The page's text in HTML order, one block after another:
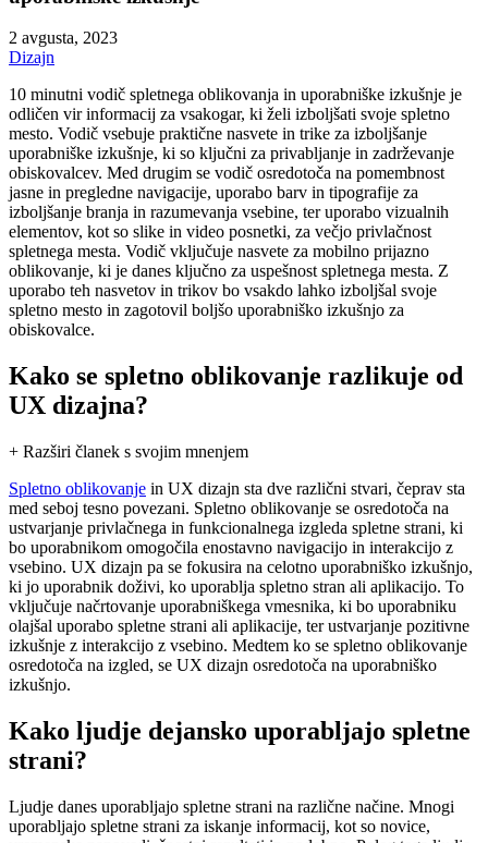
2 avgusta, 2023
Dizajn
10 minutni vodič spletnega oblikovanja in uporabniške izkušnje je
odličen vir informacij za vsakogar, ki želi izboljšati svoje spletno
mesto. Vodič vsebuje praktične nasvete in trike za izboljšanje
uporabniške izkušnje, ki so ključni za privabljanje in zadrževanje
obiskovalcev. Med drugim se vodič osredotoča na pomembnost
jasne in pregledne navigacije, uporabo barv in tipografije za
izboljšanje branja in razumevanja vsebine, ter uporabo vizualnih
elementov, kot so slike in video posnetki, za večjo privlačnost
spletnega mesta. Vodič vključuje nasvete za mobilno prijazno
oblikovanje, ki je danes ključno za uspešnost spletnega mesta. Z
uporabo teh nasvetov in trikov bo vsakdo lahko izboljšal svoje
spletno mesto in zagotovil boljšo uporabniško izkušnjo za
obiskovalce.
Kako se spletno oblikovanje razlikuje od
UX dizajna?
+ Razširi članek s svojim mnenjem
Spletno oblikovanje in UX dizajn sta dve različni stvari, čeprav sta
med seboj tesno povezani. Spletno oblikovanje se osredotoča na
ustvarjanje privlačnega in funkcionalnega izgleda spletne strani, ki
bo uporabnikom omogočila enostavno navigacijo in interakcijo z
vsebino. UX dizajn pa se fokusira na celotno uporabniško izkušnjo,
ki jo uporabnik doživi, ko uporablja spletno stran ali aplikacijo. To
vključuje načrtovanje uporabniškega vmesnika, ki bo uporabniku
olajšal uporabo spletne strani ali aplikacije, ter ustvarjanje pozitivne
izkušnje z interakcijo z vsebino. Medtem ko se spletno oblikovanje
osredotoča na izgled, se UX dizajn osredotoča na uporabniško
izkušnjo.
Kako ljudje dejansko uporabljajo spletne
strani?
Ljudje danes uporabljajo spletne strani na različne načine. Mnogi
uporabljajo spletne strani za iskanje informacij, kot so novice,